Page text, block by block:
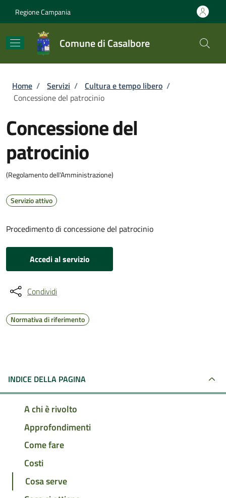
Regione Campania
Comune di Casalbore
Briciole di pane
Home / Servizi / Cultura e tempo libero /
Concessione del patrocinio
Concessione del
patrocinio
(Regolamento dell'Amministrazione)
Servizio attivo
Procedimento di concessione del patrocinio
Accedi al servizio
Condividi
Normativa di riferimento
INDICE DELLA PAGINA
A chi è rivolto
Approfondimenti
Come fare
Costi
Cosa serve